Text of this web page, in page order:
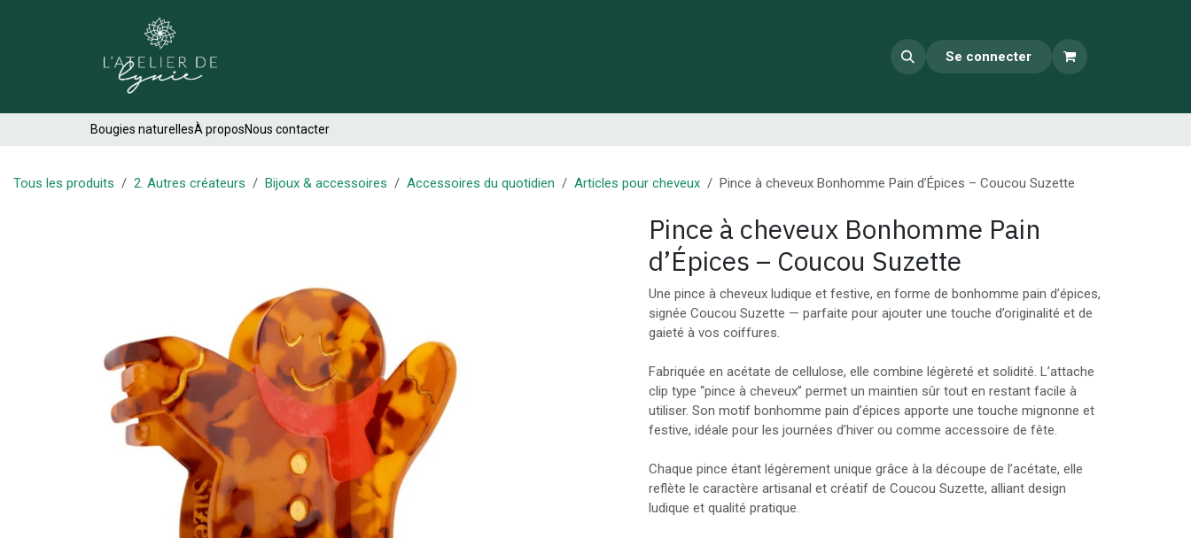
Se connecter
Bougies naturellesÀ proposNous contacter
Tous les produits 2. Autres créateurs Bijoux & accessoires Accessoires du quotidien Articles pour cheveux Pince à cheveux Bonhomme Pain d’Épices – Coucou Suzette
Pince à cheveux Bonhomme Pain
d’Épices – Coucou Suzette
Une pince à cheveux ludique et festive, en forme de bonhomme pain d’épices,
signée Coucou Suzette — parfaite pour ajouter une touche d’originalité et de
gaieté à vos coiffures.
Fabriquée en acétate de cellulose, elle combine légèreté et solidité. L’attache
clip type “pince à cheveux” permet un maintien sûr tout en restant facile à
utiliser. Son motif bonhomme pain d’épices apporte une touche mignonne et
festive, idéale pour les journées d’hiver ou comme accessoire de fête.
Chaque pince étant légèrement unique grâce à la découpe de l’acétate, elle
reflète le caractère artisanal et créatif de Coucou Suzette, alliant design
ludique et qualité pratique.